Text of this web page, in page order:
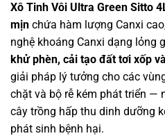
Xô Tinh Vôi Ultra Green Sitto
mịn chứa hàm lượng Canxi
nghệ khoáng Canxi dạng lỏng
khử phèn, cải tạo đất tơi xốp
giải pháp lý tưởng cho các
chặt và bộ rễ kém phát triển —
cây trồng hấp thu dinh dưỡng
phát sinh bệnh hại.